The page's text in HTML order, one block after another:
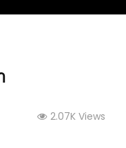
2.07K Views